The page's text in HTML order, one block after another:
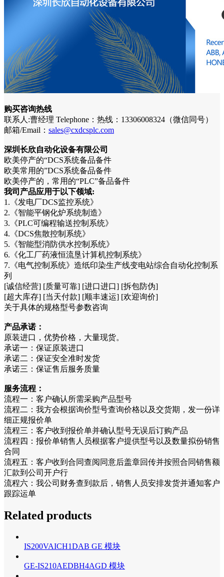
购买咨询热线
联系人:曹经理 Telephone：热线：13306008324（微信同号）
邮箱/Email： sales@cxdcsplc.com
深圳长欣自动化设备有限公司
欧美停产的“DCS系统备品备件
欧美常用的”DCS系统备品备件
欧美停产的，常用的“PLC”备品备件
我司产品应用于以下领域:
1.《发电厂DCS监控系统》
2.《智能平钢化炉系统制造》
3.《PLC可编程输送控制系统》
4.《DCS焦散控制系统》
5.《智能型消防供水控制系统》
6.《化工厂药液恒流垦计算机控制系统》
7.《电气控制系统》造纸印染生产线变电站综合自动化控制系
列
[诚信经营] [质量可靠] [进口进口] [拆包防伪]
[超大库存] [当天付款] [顺丰速运] [欢迎询价]
关于具体的规格型号参数咨询
产品承诺：
原装进口，优势价格，大量现货。
承诺一：保证原装进口
承诺二：保证安全准时发货
承诺三：保证售后服务质量
服务流程：
流程一：客户确认所需采购产品型号
流程二：我方会根据询价型号查询价格以及交货期，发一份详
细正规报价单
流程三：客户收到报价单并确认型号无误后订购产品
流程四：报价单销售人员根据客户提供型号以及数量拟份销售
合同
流程五：客户收到合同查阅同意后盖章回传并按照合同销售额
汇款到公司开户行
流程六：我公司财务查到款后，销售人员安排发货并通知客户
跟踪运单
Related products
IS200VAICH1DAB GE 模块
GE-IS210AEDBH4AGD 模块